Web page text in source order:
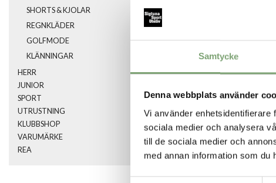
Samtycke
Denna webbplats använder
Vi använder enhetsidentifierare
sociala medier och analysera
till de sociala medier och
med annan information som du
SHORTS & KJOLAR
REGNKLÄDER
GOLFMODE
KLÄNNINGAR
HERR
JUNIOR
SPORT
UTRUSTNING
KLUBBSHOP
VARUMÄRKE
REA
SPARA SOM